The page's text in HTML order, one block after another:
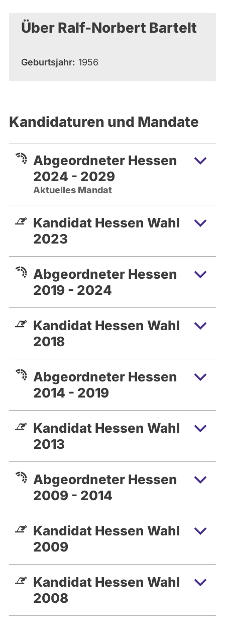
Über Ralf-Norbert Bartelt
Geburtsjahr 1956
Kandidaturen und Mandate
Abgeordneter Hessen
2024 - 2029
Aktuelles Mandat
Kandidat Hessen Wahl
2023
Abgeordneter Hessen
2019 - 2024
Kandidat Hessen Wahl
2018
Abgeordneter Hessen
2014 - 2019
Kandidat Hessen Wahl
2013
Abgeordneter Hessen
2009 - 2014
Kandidat Hessen Wahl
2009
Kandidat Hessen Wahl
2008